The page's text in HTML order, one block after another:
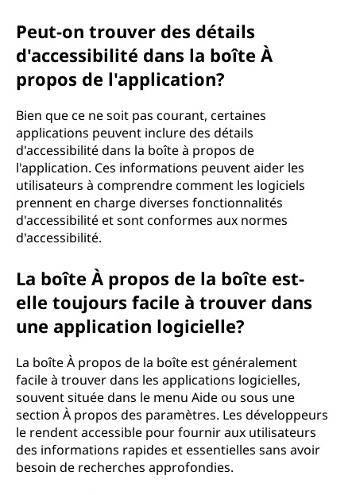
Peut-on trouver des détails
d'accessibilité dans la boîte À
propos de l'application?
Bien que ce ne soit pas courant, certaines
applications peuvent inclure des détails
d'accessibilité dans la boîte à propos de
l'application. Ces informations peuvent aider les
utilisateurs à comprendre comment les logiciels
prennent en charge diverses fonctionnalités
d'accessibilité et sont conformes aux normes
d'accessibilité.
La boîte À propos de la boîte est-
elle toujours facile à trouver dans
une application logicielle?
La boîte À propos de la boîte est généralement
facile à trouver dans les applications logicielles,
souvent située dans le menu Aide ou sous une
section À propos des paramètres. Les développeurs
le rendent accessible pour fournir aux utilisateurs
des informations rapides et essentielles sans avoir
besoin de recherches approfondies.